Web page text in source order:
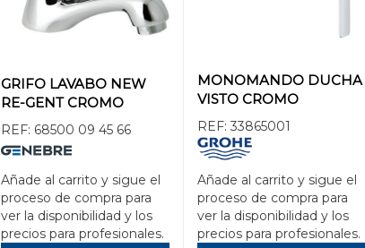
GRIFO LAVABO NEW
RE-GENT CROMO
REF: 68500 09 45 66
Añade al carrito y sigue el
proceso de compra para
ver la disponibilidad y los
precios para profesionales.
MONOMANDO DUCHA
VISTO CROMO
REF:33865001
Añade al carrito y sigue el
proceso de compra para
ver la disponibilidad y los
precios para profesionales.